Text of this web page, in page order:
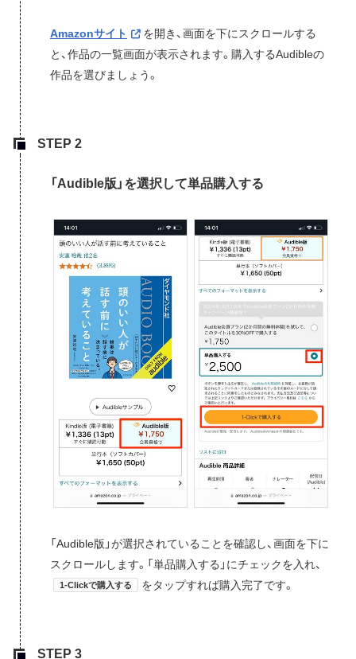
Amazonサイト
を開き、画面を下にスクロールする
と、作品の一覧画面が表示されます。購入するAudibleの
作品を選びましょう。
「Audible版」を選択して単品購入する
「Audible版」が選択されていることを確認し、画面を下に
スクロールします。「単品購入する」にチェックを入れ、
1-Clickで購入する をタップすれば購入完了です。